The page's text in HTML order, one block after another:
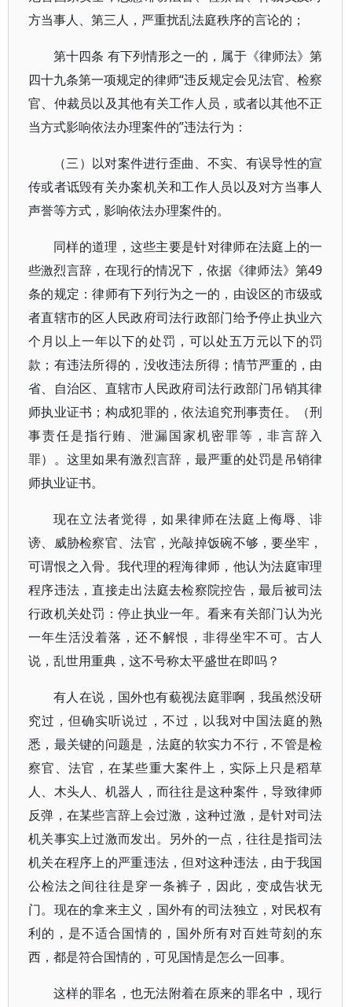
方当事人、第三人，严重扰乱法庭秩序的言论的；
第十四条 有下列情形之一的，属于《律师法》第
四十九条第一项规定的律师“违反规定会见法官、检察
官、仲裁员以及其他有关工作人员，或者以其他不正
当方式影响依法办理案件的”违法行为：
（三）以对案件进行歪曲、不实、有误导性的宣
传或者诋毁有关办案机关和工作人员以及对方当事人
声誉等方式，影响依法办理案件的。
同样的道理，这些主要是针对律师在法庭上的一
些激烈言辞，在现行的情况下，依据《律师法》第49
条的规定：律师有下列行为之一的，由设区的市级或
者直辖市的区人民政府司法行政部门给予停止执业六
个月以上一年以下的处罚，可以处五万元以下的罚
款；有违法所得的，没收违法所得；情节严重的，由
省、自治区、直辖市人民政府司法行政部门吊销其律
师执业证书；构成犯罪的，依法追究刑事责任。（刑
事责任是指行贿、泄漏国家机密罪等，非言辞入
罪）。这里如果有激烈言辞，最严重的处罚是吊销律
师执业证书。
现在立法者觉得，如果律师在法庭上侮辱、诽
谤、威胁检察官、法官，光敲掉饭碗不够，要坐牢，
可谓恨之入骨。我代理的程海律师，他认为法庭审理
程序违法，直接走出法庭去检察院控告，最后被司法
行政机关处罚：停止执业一年。看来有关部门认为光
一年生活没着落，还不解恨，非得坐牢不可。古人
说，乱世用重典，这不号称太平盛世在即吗？
有人在说，国外也有藐视法庭罪啊，我虽然没研
究过，但确实听说过，不过，以我对中国法庭的熟
悉，最关键的问题是，法庭的软实力不行，不管是检
察官、法官，在某些重大案件上，实际上只是稻草
人、木头人、机器人，而往往是这种案件，导致律师
反弹，在某些言辞上会过激，这种过激，是针对司法
机关事实上过激而发出。另外的一点，往往是指司法
机关在程序上的严重违法，但对这种违法，由于我国
公检法之间往往是穿一条裤子，因此，变成告状无
门。现在的拿来主义，国外有的司法独立，对民权有
利的，是不适合国情的，国外所有对百姓苛刻的东
西，都是符合国情的，可见国情是怎么一回事。
这样的罪名，也无法附着在原来的罪名中，现行